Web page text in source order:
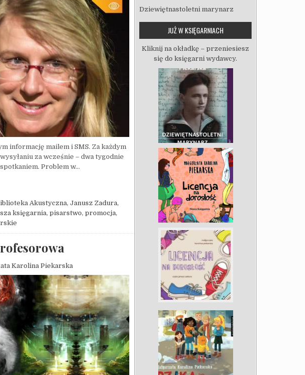
informację mailem i SMS. Za każdym
za wcześnie – dwa tygodnie
Problem w…
Akustyczna, Janusz Zadura,
księgarnia, pisarstwo, promocja,
Karolina Piekarska
Dziewiętnastoletni marynarz
JUŻ W KSIĘGARNIACH
Kliknij na okładkę – przeniesiesz
się do księgarni wydawcy.